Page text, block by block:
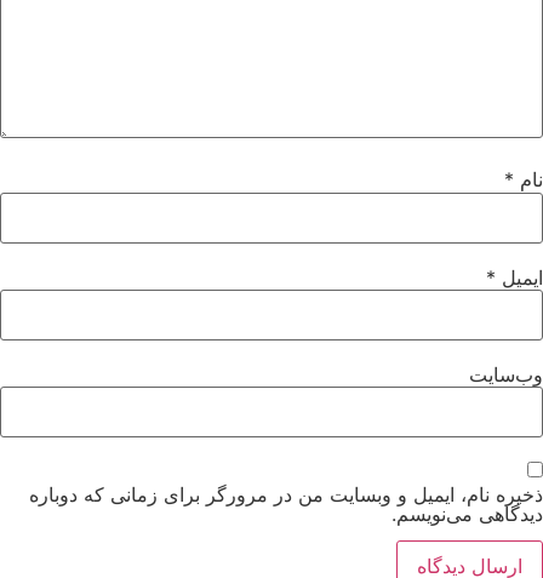
نام *
ایمیل *
وب‌سایت
ذخیره نام، ایمیل و وبسایت من در مرورگر برای زمانی که دوباره
دیدگاهی می‌نویسم.